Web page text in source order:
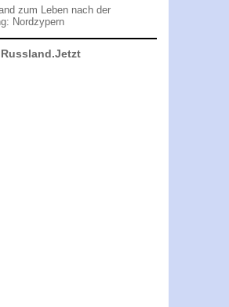
zum Leben nach der
Nordzypern